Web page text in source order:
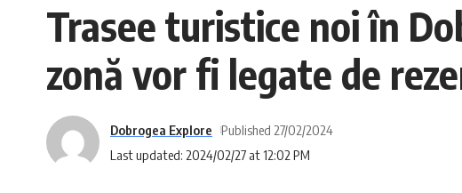
Trasee turistice noi în
zonă vor fi legate de
Last updated: 2024/02/27 at 12:02 PM
Dobrogea Explore Published 27/02/2024